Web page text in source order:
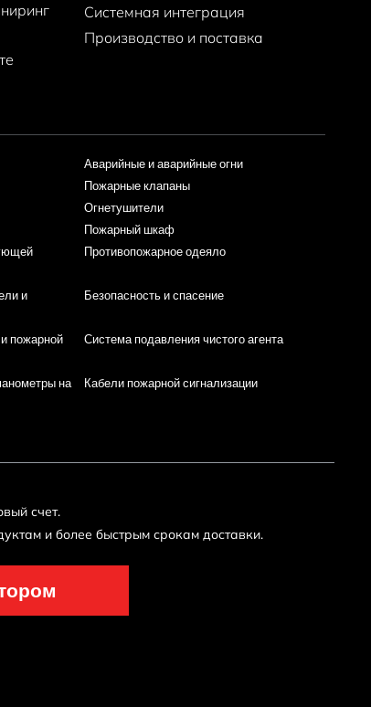
Системная интеграция
Производство и поставка
Аварийные и аварийные огни
Пожарные клапаны
Огнетушители
Пожарный шкаф
Противопожарное одеяло
и
Безопасность и спасение
пожарной
Система подавления чистого агента
на
Кабели пожарной сигнализации
счет.
и более быстрым срокам доставки.